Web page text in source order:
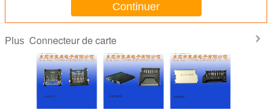
Continuer
Plus Connecteur de carte